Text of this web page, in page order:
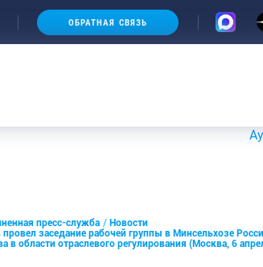
ОБРАТНАЯ СВЯЗЬ
Аукционы
пресс-служба
Новости
заседание рабочей группы в Минсельхозе
в области отраслевого регулирования (Москва, 6